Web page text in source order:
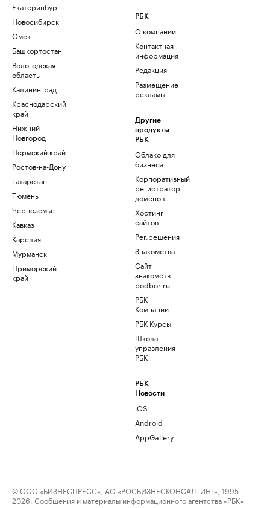
Екатеринбург
Новосибирск
Омск
Башкортостан
Вологодская
область
Калининград
Краснодарский
край
Нижний
Новгород
Пермский край
Ростов-на-Дону
Татарстан
Тюмень
Черноземье
Кавказ
Карелия
Мурманск
Приморский
край
РБК
О компании
Контактная
информация
Редакция
Размещение
рекламы
Другие
продукты
РБК
Облако для
бизнеса
Корпоративный
регистратор
доменов
Хостинг
сайтов
Рег.решения
Знакомства
Сайт
знакомств
podbor.ru
РБК
Компании
РБК Курсы
Школа
управления
РБК
РБК
Новости
iOS
Android
AppGallery
© ООО «БИЗНЕСПРЕСС», АО «РОСБИЗНЕСКОНСАЛТИНГ», 1995–
2026. Сообщения и материалы информационного агентства «РБК»